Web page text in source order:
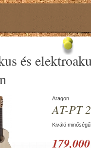
és
Aragon
AT-PT
Kiváló